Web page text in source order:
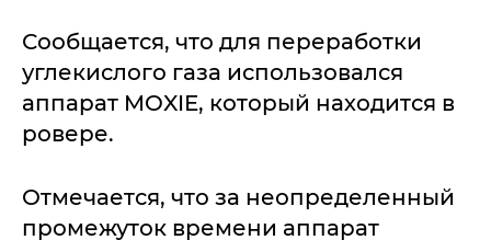
Сообщается, что для переработки
углекислого газа использовался
аппарат MOXIE, который находится в
ровере.
Отмечается, что за неопределенный
промежуток времени аппарат